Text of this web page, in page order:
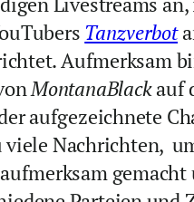
Tanzverbot
Aufmerksam
MontanaBlackauf
aufgezeichnete
Nachrichten,